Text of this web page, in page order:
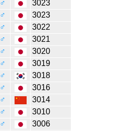
♂
3023
♂
3023
♂
3022
♂
3021
♂
3020
♂
3019
♂
3018
♂
3016
♂
3014
♂
3010
♂
3006